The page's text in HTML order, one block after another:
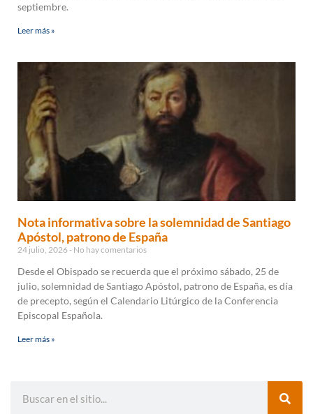
septiembre.
Leer más »
Nota informativa sobre la solemnidad de Santiago
Apóstol, patrono de España
24 julio, 2026 No hay comentarios
Desde el Obispado se recuerda que el próximo sábado, 25 de
julio, solemnidad de Santiago Apóstol, patrono de España, es día
de precepto, según el Calendario Litúrgico de la Conferencia
Episcopal Española.
Leer más »